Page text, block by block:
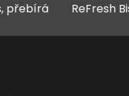
ReFresh